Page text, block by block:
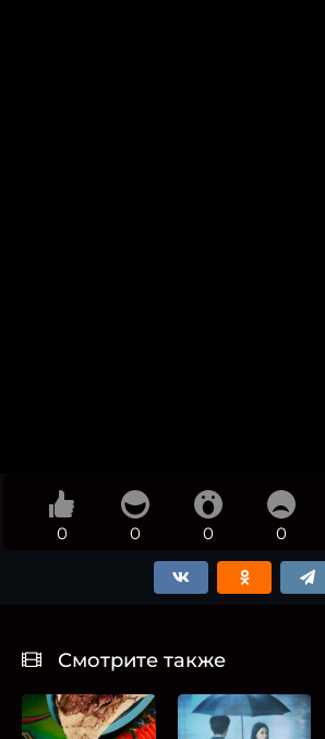
0 0 0 0
Смотрите также